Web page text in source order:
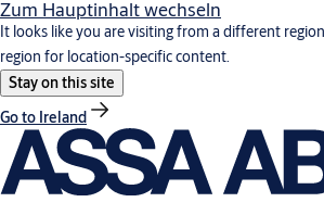
Zum Hauptinhalt wechseln
It looks like you are visiting from a different
region for location-specific content.
Stay on this site
Go to Ireland